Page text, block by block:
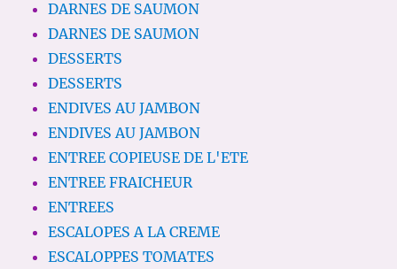
DARNES DE SAUMON
DARNES DE SAUMON
DESSERTS
DESSERTS
ENDIVES AU JAMBON
ENDIVES AU JAMBON
ENTREE COPIEUSE DE L'ETE
ENTREE FRAICHEUR
ENTREES
ESCALOPES A LA CREME
ESCALOPPES TOMATES